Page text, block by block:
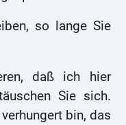
so lange Sie
daß ich hier
Sie sich.
bin, das